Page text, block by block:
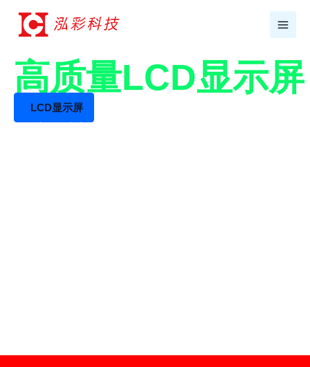
17年+专业LCD工厂
高质量LCD显示
LCD显示屏